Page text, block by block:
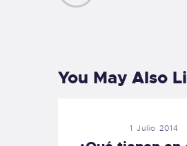
You May Also
1 Julio 2014